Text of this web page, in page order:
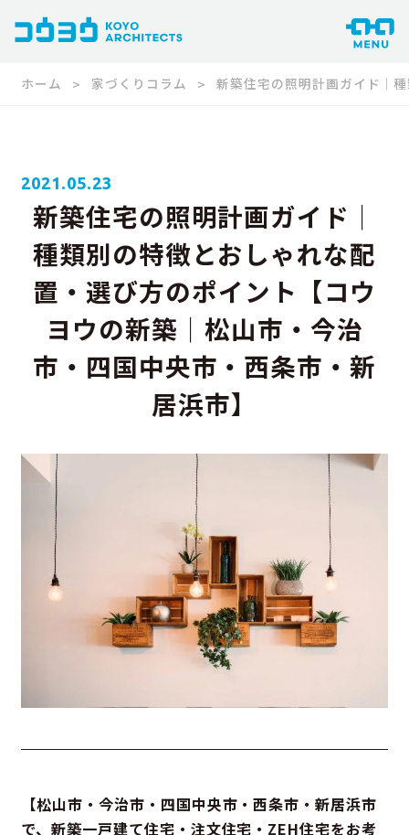
ホーム 家づくりコラム 新築住宅の照明計画ガイド｜
新築住宅の照明計画ガイド｜
種類別の特徴とおしゃれな配
置・選び方のポイント【コウ
ヨウの新築｜松山市・今治
市・四国中央市・西条市・新
居浜市】
2021.05.23
【松山市・今治市・四国中央市・西条市・新居浜市
で、新築一戸建て住宅・注文住宅・ZEH住宅をお考